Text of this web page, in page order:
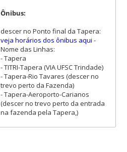
Ônibus:
descer no Ponto final da Tapera:
veja horários dos ônibus aqui -
Nome das Linhas:
- Tapera
- TITRI-Tapera (VIA UFSC Trindade)
- Tapera-Rio Tavares (descer no
trevo perto da Fazenda)
- Tapera-Aeroporto-Carianos
(descer no trevo perto da entrada
na fazenda pela Tapera,)